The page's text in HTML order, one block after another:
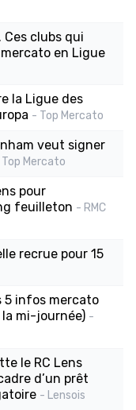
Ces clubs qui
en Ligue
la Ligue des
- Top Mercato
veut signer
Mercato
pour
feuilleton - RMC
recrue pour 15
5 infos mercato
mi-journée) -
le RC Lens
d’un prêt
- Lensois